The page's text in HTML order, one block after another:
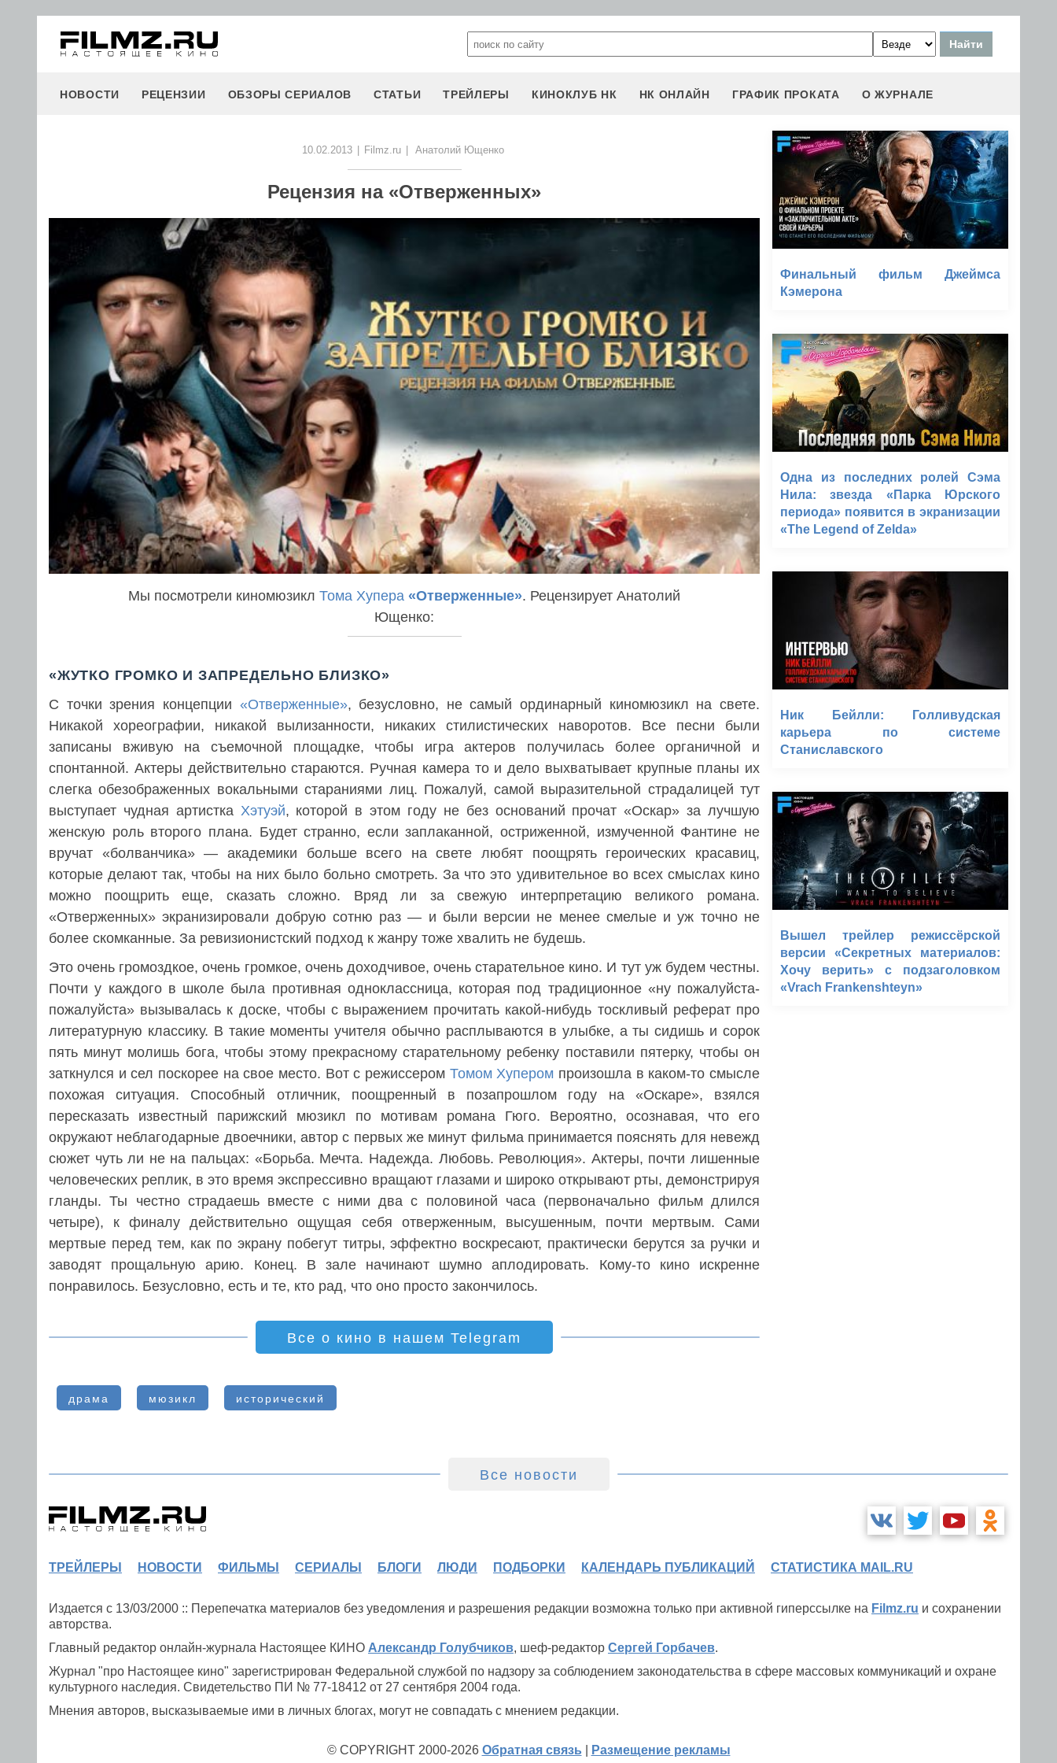
НОВОСТИ РЕЦЕНЗИИ ОБЗОРЫ СЕРИАЛОВ СТАТЬИ ТРЕЙЛЕРЫ КИНОКЛУБ НК НК ОНЛАЙН ГРАФИК ПРОКАТА О ЖУРНАЛЕ
10.02.2013 Filmz.ru Анатолий Ющенко
Рецензия на «Отверженных»
Мы посмотрели киномюзикл Тома Хупера «Отверженные». Рецензирует Анатолий
Ющенко:
«ЖУТКО ГРОМКО И ЗАПРЕДЕЛЬНО БЛИЗКО»
С точки зрения концепции «Отверженные», безусловно, не самый ординарный киномюзикл на свете.
Никакой хореографии, никакой вылизанности, никаких стилистических наворотов. Все песни были
записаны вживую на съемочной площадке, чтобы игра актеров получилась более органичной и
спонтанной. Актеры действительно стараются. Ручная камера то и дело выхватывает крупные планы их
слегка обезображенных вокальными стараниями лиц. Пожалуй, самой выразительной страдалицей тут
выступает чудная артистка Хэтуэй, которой в этом году не без оснований прочат «Оскар» за лучшую
женскую роль второго плана. Будет странно, если заплаканной, остриженной, измученной Фантине не
вручат «болванчика» — академики больше всего на свете любят поощрять героических красавиц,
которые делают так, чтобы на них было больно смотреть. За что это удивительное во всех смыслах кино
можно поощрить еще, сказать сложно. Вряд ли за свежую интерпретацию великого романа.
«Отверженных» экранизировали добрую сотню раз — и были версии не менее смелые и уж точно не
более скомканные. За ревизионистский подход к жанру тоже хвалить не будешь.
Это очень громоздкое, очень громкое, очень доходчивое, очень старательное кино. И тут уж будем честны.
Почти у каждого в школе была противная одноклассница, которая под традиционное «ну пожалуйста-
пожалуйста» вызывалась к доске, чтобы с выражением прочитать какой-нибудь тоскливый реферат про
литературную классику. В такие моменты учителя обычно расплываются в улыбке, а ты сидишь и сорок
пять минут молишь бога, чтобы этому прекрасному старательному ребенку поставили пятерку, чтобы он
заткнулся и сел поскорее на свое место. Вот с режиссером Томом Хупером произошла в каком-то смысле
похожая ситуация. Способный отличник, поощренный в позапрошлом году на «Оскаре», взялся
пересказать известный парижский мюзикл по мотивам романа Гюго. Вероятно, осознавая, что его
окружают неблагодарные двоечники, автор с первых же минут фильма принимается пояснять для невежд
сюжет чуть ли не на пальцах: «Борьба. Мечта. Надежда. Любовь. Революция». Актеры, почти лишенные
человеческих реплик, в это время экспрессивно вращают глазами и широко открывают рты, демонстрируя
гланды. Ты честно страдаешь вместе с ними два с половиной часа (первоначально фильм длился
четыре), к финалу действительно ощущая себя отверженным, высушенным, почти мертвым. Сами
мертвые перед тем, как по экрану побегут титры, эффектно воскресают, практически берутся за ручки и
заводят прощальную арию. Конец. В зале начинают шумно аплодировать. Кому-то кино искренне
понравилось. Безусловно, есть и те, кто рад, что оно просто закончилось.
Все о кино в нашем Telegram
драма мюзикл исторический
Финальный фильм Джеймса
Кэмерона
Одна из последних ролей Сэма
Нила: звезда «Парка Юрского
периода» появится в экранизации
«The Legend of Zelda»
Ник Бейлли: Голливудская
карьера по системе
Станиславского
Вышел трейлер режиссёрской
версии «Секретных материалов:
Хочу верить» с подзаголовком
«Vrach Frankenshteyn»
Все новости
ТРЕЙЛЕРЫ НОВОСТИ ФИЛЬМЫ СЕРИАЛЫ БЛОГИ ЛЮДИ ПОДБОРКИ КАЛЕНДАРЬ ПУБЛИКАЦИЙ СТАТИСТИКА MAIL.RU
Издается с 13/03/2000 :: Перепечатка материалов без уведомления и разрешения редакции возможна только при активной гиперссылке на Filmz.ru и сохранении
авторства.
Главный редактор онлайн-журнала Настоящее КИНО Александр Голубчиков, шеф-редактор Сергей Горбачев.
Журнал "про Настоящее кино" зарегистрирован Федеральной службой по надзору за соблюдением законодательства в сфере массовых коммуникаций и охране
культурного наследия. Свидетельство ПИ № 77-18412 от 27 сентября 2004 года.
Мнения авторов, высказываемые ими в личных блогах, могут не совпадать с мнением редакции.
© COPYRIGHT 2000-2026 Обратная связь Размещение рекламы